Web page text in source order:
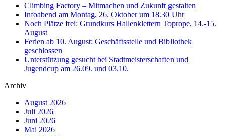
Climbing Factory – Mitmachen und Zukunft gestalten
Infoabend am Montag, 26. Oktober um 18.30 Uhr
Noch Plätze frei: Grundkurs Hallenklettern Toprope, 14.-15.
August
Ferien ab 10. August: Geschäftsstelle und Bibliothek
geschlossen
Unterstützung gesucht bei Stadtmeisterschaften und
Jugendcup am 26.09. und 03.10.
Archiv
August 2026
Juli 2026
Juni 2026
Mai 2026